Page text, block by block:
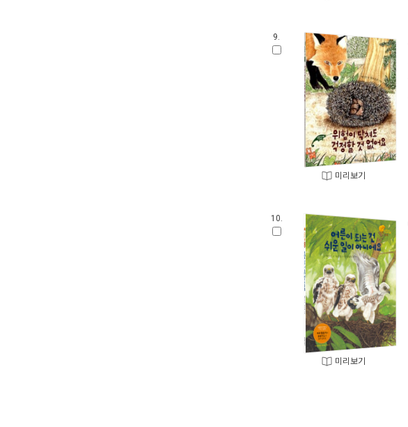
9.
미리보기
10.
미리보기